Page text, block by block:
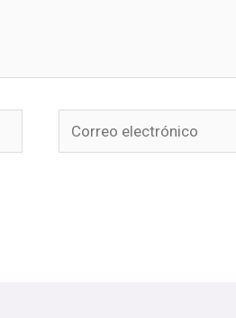
Correo
electrónico